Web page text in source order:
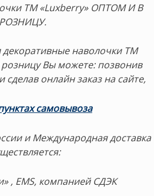
ТМ «Luxberry» ОПТОМ И В
РОЗНИЦУ.
декоративные наволочки ТМ
Вы можете:позвонив
сделав онлайн заказ на сайте,
самовывоза
и Международная доставка
, EMS, компанией СДЭК